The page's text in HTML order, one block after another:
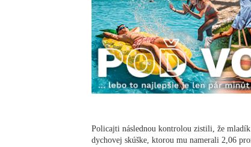
Policajti následnou kontrolou zistili, že
dychovej skúške, ktorou mu namerali 2,06